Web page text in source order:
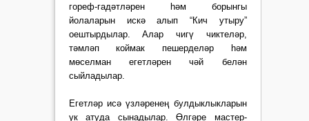
гореф-гадәтләрен һәм борынгы
йолаларын искә алып “Кич утыру”
оештырдылар. Алар чигү чиктеләр,
тәмләп коймак пешерделәр һәм
мөселман егетләрен чәй белән
сыйладылар.
Егетләр исә үзләренең булдыклыкларын
ук атуда сынадылар. Өлгәре мастер-